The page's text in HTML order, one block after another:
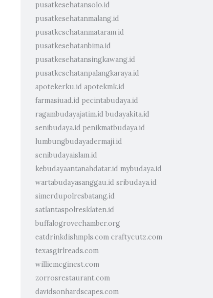
pusatkesehatansolo.id
pusatkesehatanmalang.id
pusatkesehatanmataram.id
pusatkesehatanbima.id
pusatkesehatansingkawang.id
pusatkesehatanpalangkaraya.id
apotekerku.id apotekmk.id
farmasiuad.id pecintabudaya.id
ragambudayajatim.id budayakita.id
senibudaya.id penikmatbudaya.id
lumbungbudayadermaji.id
senibudayaislam.id
kebudayaantanahdatar.id mybudaya.id
wartabudayasanggau.id sribudaya.id
simerdupolresbatang.id
satlantaspolresklaten.id
buffalogrovechamber.org
eatdrinkdishmpls.com craftycutz.com
texasgirlreads.com
williemcginest.com
zorrosrestaurant.com
davidsonhardscapes.com